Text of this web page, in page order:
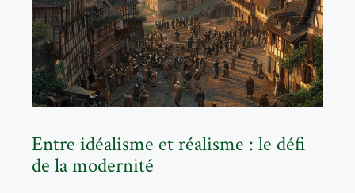
Entre idéalisme et réalisme : le défi
de la modernité